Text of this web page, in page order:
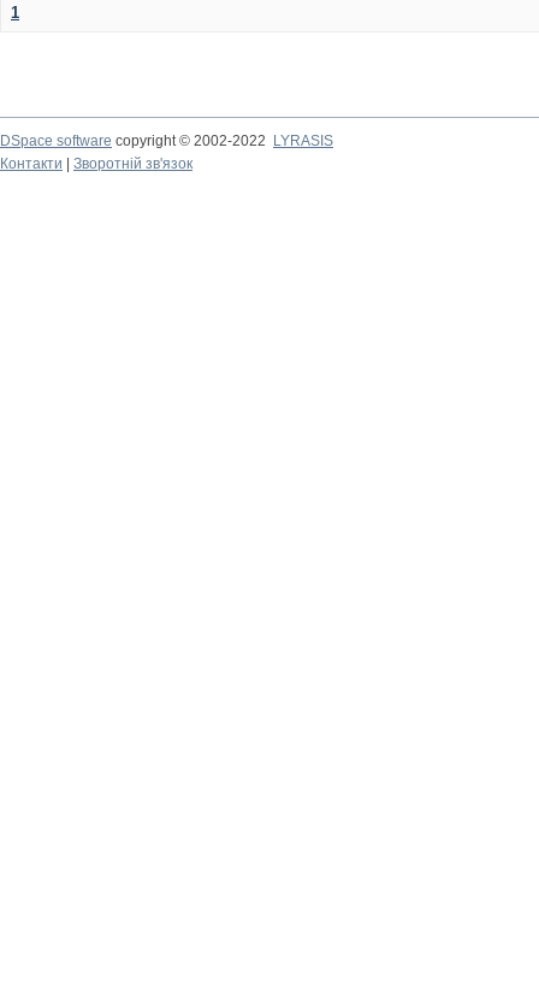
1
DSpace software copyright © 2002-2022
LYRASIS
Контакти
Зворотній зв'язок